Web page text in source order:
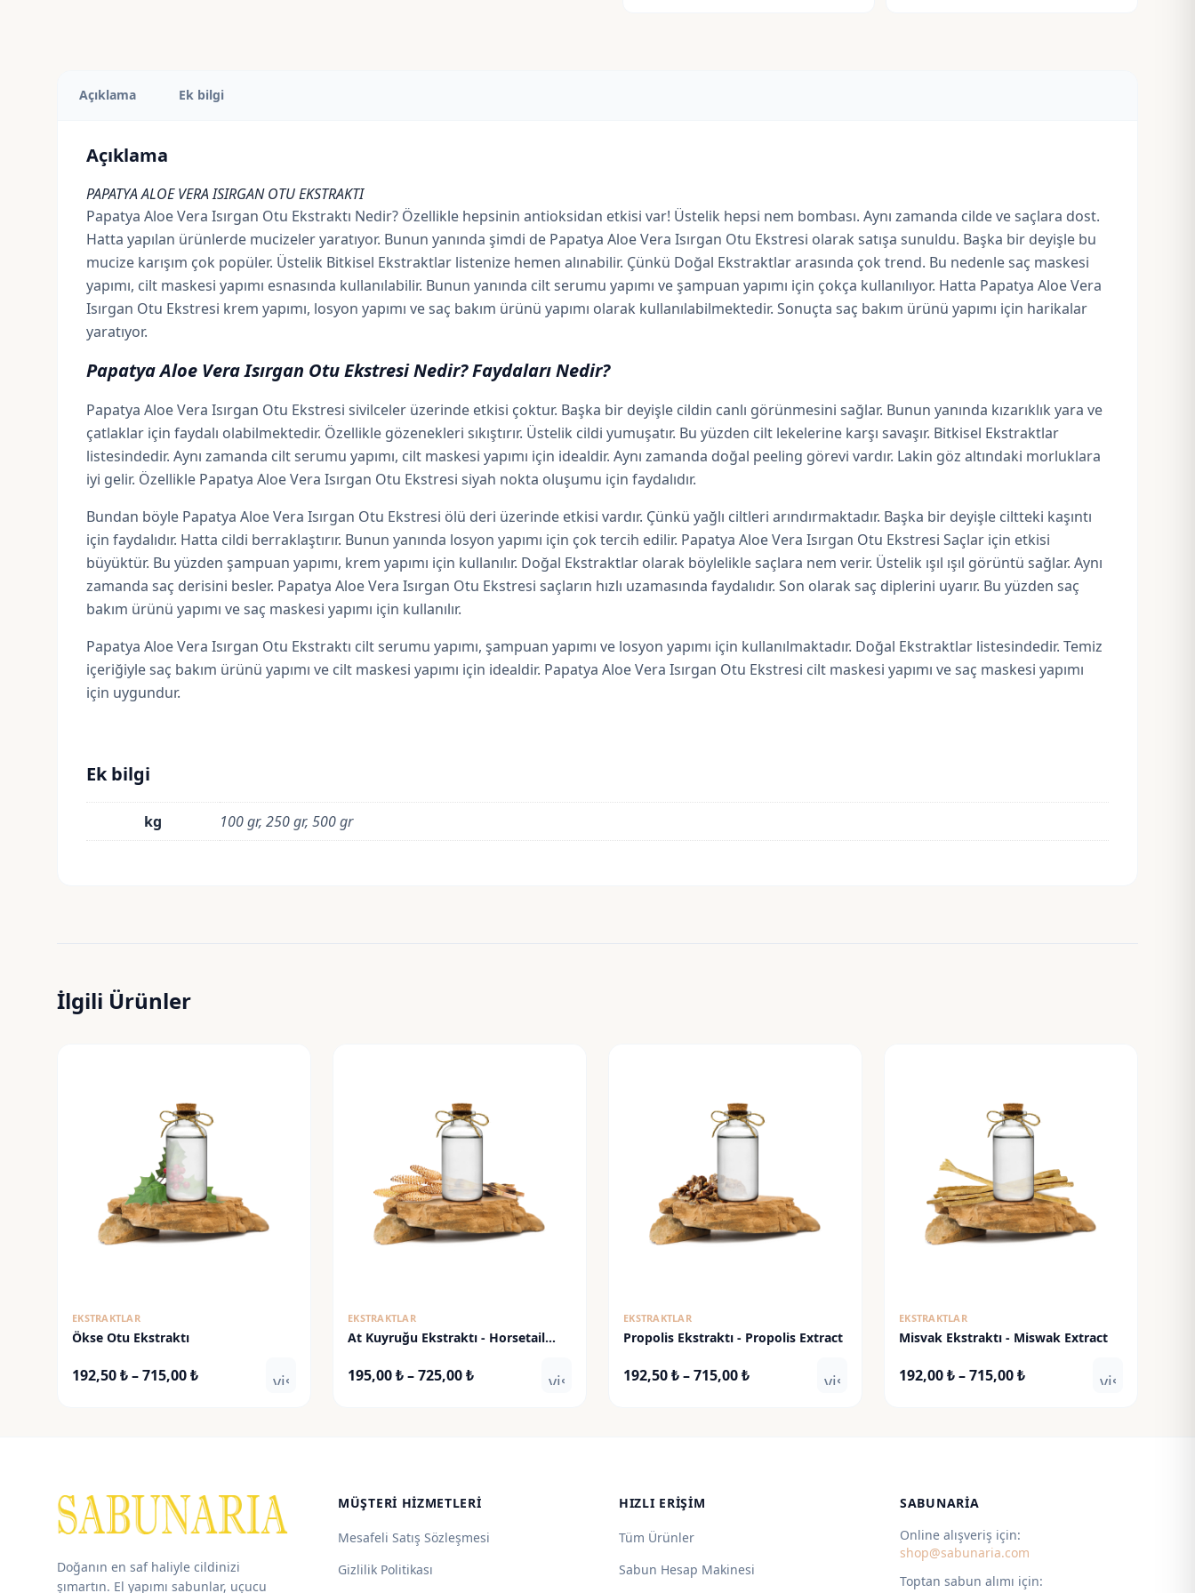
Açıklama Ek bilgi
Açıklama
PAPATYA ALOE VERA ISIRGAN OTU EKSTRAKTI
Papatya Aloe Vera Isırgan Otu Ekstraktı Nedir? Özellikle hepsinin antioksidan etkisi var! Üstelik hepsi nem bombası. Aynı zamanda cilde ve saçlara dost.
Hatta yapılan ürünlerde mucizeler yaratıyor. Bunun yanında şimdi de Papatya Aloe Vera Isırgan Otu Ekstresi olarak satışa sunuldu. Başka bir deyişle bu
mucize karışım çok popüler. Üstelik Bitkisel Ekstraktlar listenize hemen alınabilir. Çünkü Doğal Ekstraktlar arasında çok trend. Bu nedenle saç maskesi
yapımı, cilt maskesi yapımı esnasında kullanılabilir. Bunun yanında cilt serumu yapımı ve şampuan yapımı için çokça kullanılıyor. Hatta Papatya Aloe Vera
Isırgan Otu Ekstresi krem yapımı, losyon yapımı ve saç bakım ürünü yapımı olarak kullanılabilmektedir. Sonuçta saç bakım ürünü yapımı için harikalar
yaratıyor.
Papatya Aloe Vera Isırgan Otu Ekstresi Nedir? Faydaları Nedir?
Papatya Aloe Vera Isırgan Otu Ekstresi sivilceler üzerinde etkisi çoktur. Başka bir deyişle cildin canlı görünmesini sağlar. Bunun yanında kızarıklık yara ve
çatlaklar için faydalı olabilmektedir. Özellikle gözenekleri sıkıştırır. Üstelik cildi yumuşatır. Bu yüzden cilt lekelerine karşı savaşır. Bitkisel Ekstraktlar
listesindedir. Aynı zamanda cilt serumu yapımı, cilt maskesi yapımı için idealdir. Aynı zamanda doğal peeling görevi vardır. Lakin göz altındaki morluklara
iyi gelir. Özellikle Papatya Aloe Vera Isırgan Otu Ekstresi siyah nokta oluşumu için faydalıdır.
Bundan böyle Papatya Aloe Vera Isırgan Otu Ekstresi ölü deri üzerinde etkisi vardır. Çünkü yağlı ciltleri arındırmaktadır. Başka bir deyişle ciltteki kaşıntı
için faydalıdır. Hatta cildi berraklaştırır. Bunun yanında losyon yapımı için çok tercih edilir. Papatya Aloe Vera Isırgan Otu Ekstresi Saçlar için etkisi
büyüktür. Bu yüzden şampuan yapımı, krem yapımı için kullanılır. Doğal Ekstraktlar olarak böylelikle saçlara nem verir. Üstelik ışıl ışıl görüntü sağlar. Aynı
zamanda saç derisini besler. Papatya Aloe Vera Isırgan Otu Ekstresi saçların hızlı uzamasında faydalıdır. Son olarak saç diplerini uyarır. Bu yüzden saç
bakım ürünü yapımı ve saç maskesi yapımı için kullanılır.
Papatya Aloe Vera Isırgan Otu Ekstraktı cilt serumu yapımı, şampuan yapımı ve losyon yapımı için kullanılmaktadır. Doğal Ekstraktlar listesindedir. Temiz
içeriğiyle saç bakım ürünü yapımı ve cilt maskesi yapımı için idealdir. Papatya Aloe Vera Isırgan Otu Ekstresi cilt maskesi yapımı ve saç maskesi yapımı
için uygundur.
Ek bilgi
kg 100 gr, 250 gr, 500 gr
İlgili Ürünler
EKSTRAKTLAR
Ökse Otu Ekstraktı
192,50₺–715,00₺Fiyat
visibility
EKSTRAKTLAR
At Kuyruğu Ekstraktı - Horsetail
195,00₺–725,00₺Fiyat
visibility
EKSTRAKTLAR
Propolis Ekstraktı - Propolis Extract
192,50₺–715,00₺Fiyat
visibility
EKSTRAKTLAR
Misvak Ekstraktı - Miswak Extract
192,00₺–715,00₺Fiyat
visibility
Doğanın en saf haliyle cildinizi
şımartın. El yapımı sabunlar, uçucu
MÜŞTERI HIZMETLERI
Mesafeli Satış Sözleşmesi
Gizlilik Politikası
HIZLI ERIŞIM
Tüm Ürünler
Sabun Hesap Makinesi
SABUNARIA
Online alışveriş için:
shop@sabunaria.com
Toptan sabun alımı için: